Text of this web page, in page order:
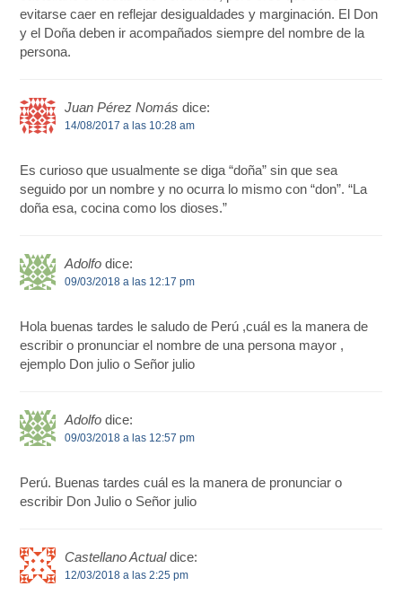
evitarse caer en reflejar desigualdades y marginación. El Don
y el Doña deben ir acompañados siempre del nombre de la
persona.
Juan Pérez Nomás dice:
14/08/2017 a las 10:28 am
Es curioso que usualmente se diga “doña” sin que sea
seguido por un nombre y no ocurra lo mismo con “don”. “La
doña esa, cocina como los dioses.”
Adolfo dice:
09/03/2018 a las 12:17 pm
Hola buenas tardes le saludo de Perú ,cuál es la manera de
escribir o pronunciar el nombre de una persona mayor ,
ejemplo Don julio o Señor julio
Adolfo dice:
09/03/2018 a las 12:57 pm
Perú. Buenas tardes cuál es la manera de pronunciar o
escribir Don Julio o Señor julio
Castellano Actual dice:
12/03/2018 a las 2:25 pm